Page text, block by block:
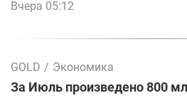
Вчера 05:12
GOLD / Экономика
За Июль произведено 800